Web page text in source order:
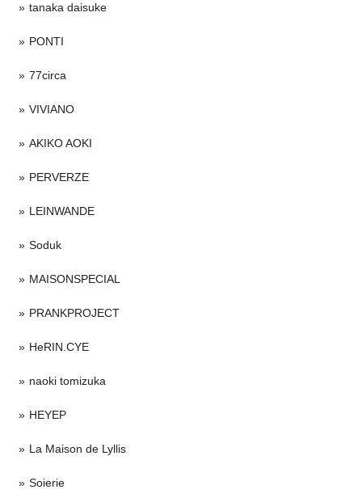
tanaka daisuke
PONTI
77circa
VIVIANO
AKIKO AOKI
PERVERZE
LEINWANDE
Soduk
MAISONSPECIAL
PRANKPROJECT
HeRIN.CYE
naoki tomizuka
HEYEP
La Maison de Lyllis
Soierie